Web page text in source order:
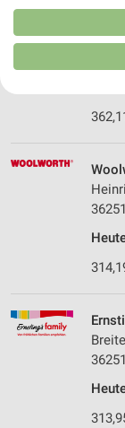
Am
Kombinationen von
Verbesserung der
von Inhalten.
Daten können
USA gesendet werden.
Website/App.
Partnerliste
IAB-
Speichern von
auf einem
Verwendung
Werbeanzeigen
Werbung
Verwendung
personalisierter
Erstellung von
von Inhalten